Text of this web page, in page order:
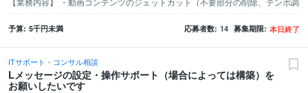
予算 5千円未満 応募者数 14 募集期限 本日終了
ITサポート・コンサル相談
Lメッセージの設定・操作サポート（場合によっては構築）を
お願いしたいです